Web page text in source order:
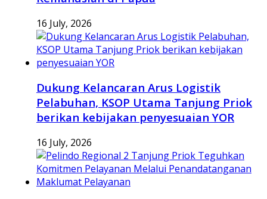
16 July, 2026
Dukung Kelancaran Arus Logistik
Pelabuhan, KSOP Utama Tanjung Priok
berikan kebijakan penyesuaian YOR
16 July, 2026